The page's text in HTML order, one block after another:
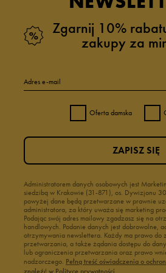
Zgarnij 10%
zakupy za
Adres e-mail
Oferta damska
Administratorem danych osobowych jest
siedzibą w Krakowie (31-871), os. Dywizjonu
powyżej dane będą przetwarzane w prawnie
administratora, za który uważa się marketing
Podając swój adres mailowy zgadzasz się na
handlowych. Podanie danych jest dobrowolne,
otrzymywania newslettera. Każdy ma prawo do
przetwarzania, a także żądania dostępu do
lub ograniczenia przetwarzania oraz prawo
nadzorczego. Pełną treść oświadczenia o
ZAPISZ SIĘ